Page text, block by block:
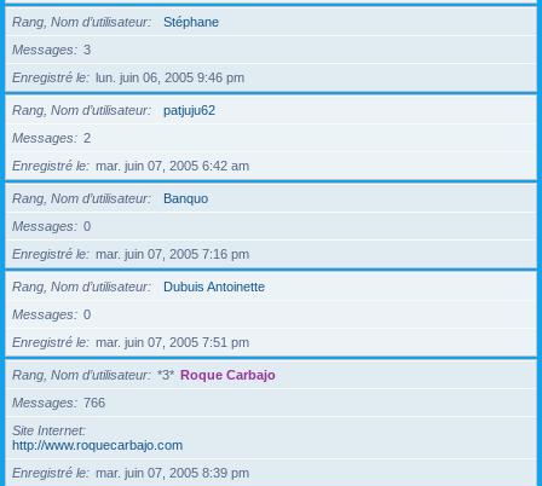
Rang, Nom d’utilisateur
Stéphane
Messages
3
Enregistré le
lun. juin 06, 2005 9:46 pm
Rang, Nom d’utilisateur
patjuju62
Messages
2
Enregistré le
mar. juin 07, 2005 6:42 am
Rang, Nom d’utilisateur
Banquo
Messages
0
Enregistré le
mar. juin 07, 2005 7:16 pm
Rang, Nom d’utilisateur
Dubuis Antoinette
Messages
0
Enregistré le
mar. juin 07, 2005 7:51 pm
Rang, Nom d’utilisateur *3* Roque Carbajo
Messages
766
Site Internet
http://www.roquecarbajo.com
Enregistré le
mar. juin 07, 2005 8:39 pm